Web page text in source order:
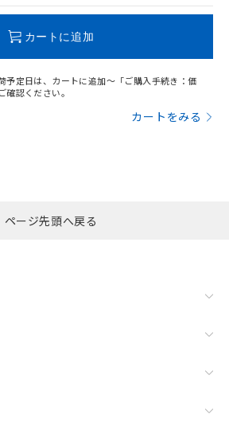
カートに追加
予定日は、カートに追加～「ご購入手続き：価
認ください。
カートをみる
ページ先頭へ戻る